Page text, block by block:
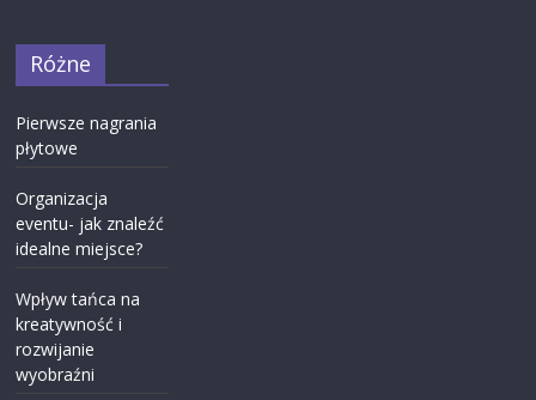
Różne
Pierwsze nagrania
płytowe
Organizacja
eventu- jak znaleźć
idealne miejsce?
Wpływ tańca na
kreatywność i
rozwijanie
wyobraźni